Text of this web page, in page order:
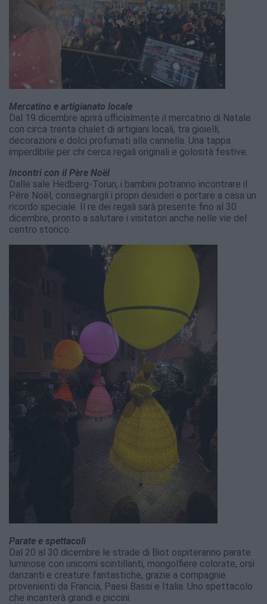
Mercatino e artigianato locale
Dal 19 dicembre aprirà ufficialmente il mercatino di Natale
con circa trenta chalet di artigiani locali, tra gioielli,
decorazioni e dolci profumati alla cannella. Una tappa
imperdibile per chi cerca regali originali e golosità festive.
Incontri con il Père Noël
Dalle sale Hedberg-Torun, i bambini potranno incontrare il
Père Noël, consegnargli i propri desideri e portare a casa un
ricordo speciale. Il re dei regali sarà presente fino al 30
dicembre, pronto a salutare i visitatori anche nelle vie del
centro storico.
Parate e spettacoli
Dal 20 al 30 dicembre le strade di Biot ospiteranno parate
luminose con unicorni scintillanti, mongolfiere colorate, orsi
danzanti e creature fantastiche, grazie a compagnie
provenienti da Francia, Paesi Bassi e Italia. Uno spettacolo
che incanterà grandi e piccini.